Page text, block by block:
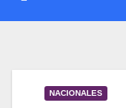
NACIONALES